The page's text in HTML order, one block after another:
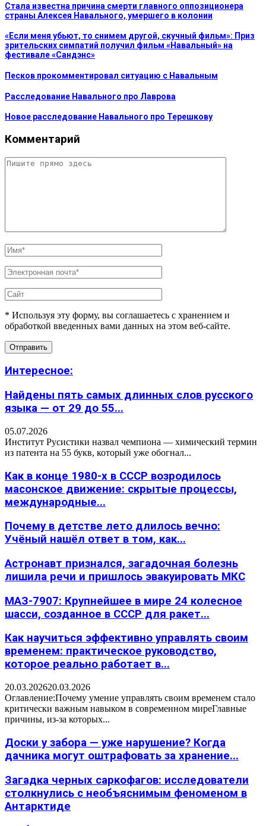
Стала известна причина смерти главного оппозиционера
страны Алексея Навального, умершего в колонии
«Если меня убьют, то снимем другой, скучный фильм»: Приз
зрительских симпатий получил фильм «Навальный» на
фестивале «Сандэнс»
Песков прокомментировал ситуацию с Навальным
Расследование Навального про Лаврова
Новое расследование Навального про Терешкову
Комментарий
* Используя эту форму, вы соглашаетесь с хранением и
обработкой введенных вами данных на этом веб-сайте.
Интересное:
Найдены пять самых длинных слов русского
языка — от 29 до 55...
05.07.2026
Институт Русистики назвал чемпиона — химический термин
из патента на 55 букв, который уже обогнал...
Как в конце 1980-х в СССР возродилось
масонское движение: скрытые процессы,
международные...
Почему в детстве лето длилось вечно:
Учёный нашёл ответ в том, как...
Астронавт признался, загадочная болезнь
лишила речи и пришлось эвакуировать МКС
МАЗ-7907: Крупнейшее в мире 24 колесное
шасси, созданное в СССР для ракет...
Как научиться эффективно управлять своим
временем: практическое руководство,
которое реально работает в...
20.03.202620.03.2026
Оглавление:Почему умение управлять своим временем стало
критически важным навыком в современном миреГлавные
причины, из-за которых...
Доски у забора — уже нарушение? Когда
дачника могут оштрафовать за хранение...
Загадка черных саркофагов: исследователи
столкнулись с необъяснимым феноменом в
Антарктиде